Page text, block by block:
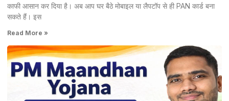
काफी आसान कर दिया है। अब आप घर बैठे मोबाइल या लैपटॉप से ही PAN कार्ड बना
सकते हैं। इस
Read More »